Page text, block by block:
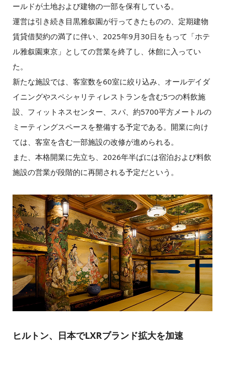
ールドが土地および建物の一部を保有している。
運営は引き続き目黒雅叙園が行ってきたものの、定期建物
賃貸借契約の満了に伴い、2025年9月30日をもって「ホテ
ル雅叙園東京」としての営業を終了し、休館に入ってい
た。
新たな施設では、客室数を60室に絞り込み、オールデイダ
イニングやスペシャリティレストランを含む5つの料飲施
設、フィットネスセンター、スパ、約5700平方メートルの
ミーティングスペースを整備する予定である。開業に向け
ては、客室を含む一部施設の改修が進められる。
また、本格開業に先立ち、2026年半ばには宿泊および料飲
施設の営業が段階的に再開される予定だという。
ヒルトン、日本でLXRブランド拡大を加速